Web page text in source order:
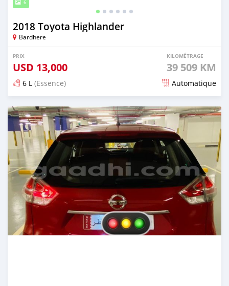
6
2018 Toyota Highlander
Bardhere
PRIX
USD 13,000
KILOMÉTRAGE
39 509 KM
6 L (Essence) Automatique
Publié il y a plus de 2 ans